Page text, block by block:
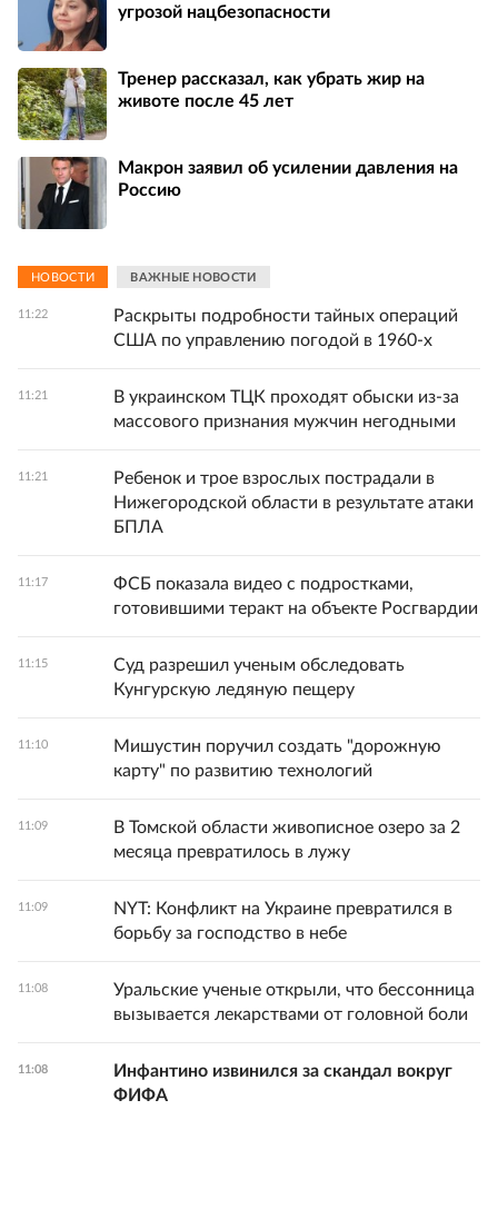
угрозой нацбезопасности
Тренер рассказал, как убрать жир на
животе после 45 лет
Макрон заявил об усилении давления на
Россию
НОВОСТИ ВАЖНЫЕ НОВОСТИ
11:22
Раскрыты подробности тайных операций
США по управлению погодой в 1960-х
11:21
В украинском ТЦК проходят обыски из-за
массового признания мужчин негодными
11:21
Ребенок и трое взрослых пострадали в
Нижегородской области в результате атаки
БПЛА
11:17
ФСБ показала видео с подростками,
готовившими теракт на объекте Росгвардии
11:15
Суд разрешил ученым обследовать
Кунгурскую ледяную пещеру
11:10
Мишустин поручил создать "дорожную
карту" по развитию технологий
11:09
В Томской области живописное озеро за 2
месяца превратилось в лужу
11:09
NYT: Конфликт на Украине превратился в
борьбу за господство в небе
11:08
Уральские ученые открыли, что бессонница
вызывается лекарствами от головной боли
11:08
Инфантино извинился за скандал вокруг
ФИФА